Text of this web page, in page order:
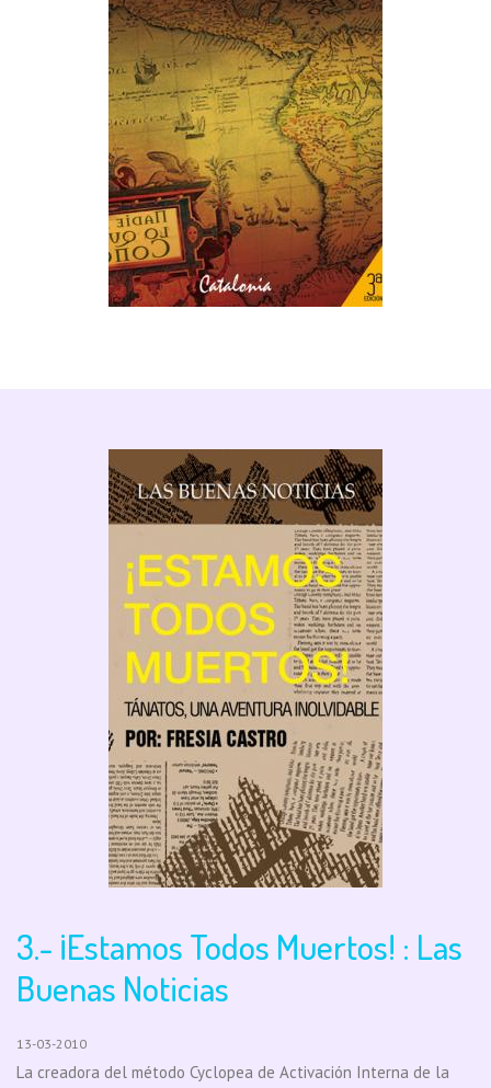
3.- ¡Estamos Todos Muertos! : Las
Buenas Noticias
13-03-2010
La creadora del método Cyclopea de Activación Interna de la